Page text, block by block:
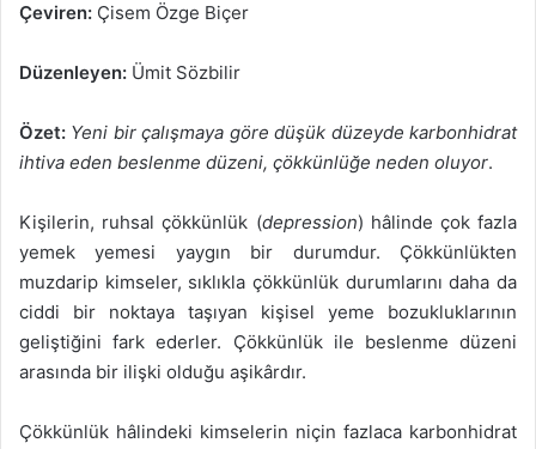
Çeviren: Çisem Özge Biçer
Düzenleyen: Ümit Sözbilir
Özet: Yeni bir çalışmaya göre düşük düzeyde karbonhidrat
ihtiva eden beslenme düzeni, çökkünlüğe neden oluyor.
Kişilerin, ruhsal çökkünlük (depression) hâlinde çok fazla
yemek yemesi yaygın bir durumdur. Çökkünlükten
muzdarip kimseler, sıklıkla çökkünlük durumlarını daha da
ciddi bir noktaya taşıyan kişisel yeme bozukluklarının
geliştiğini fark ederler. Çökkünlük ile beslenme düzeni
arasında bir ilişki olduğu aşikârdır.
Çökkünlük hâlindeki kimselerin niçin fazlaca karbonhidrat